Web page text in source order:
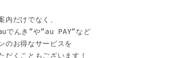
内だけでなく、
でんき”や”au PAY”など
のお得なサービスを
だくこともございます！